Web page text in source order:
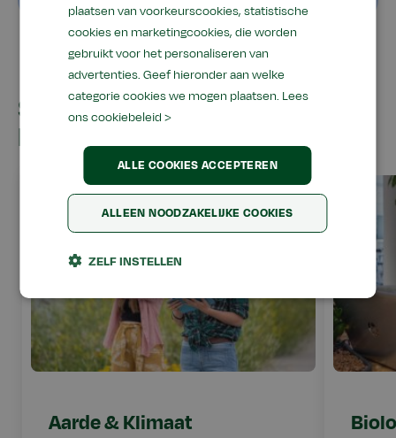
Studies binnen Natuur &
Leefomgeving
Aarde & Klimaat
plaatsen van voorkeurscookies, statistische
cookies en marketingcookies, die worden
gebruikt voor het personaliseren van
advertenties. Geef hieronder aan welke
categorie cookies we mogen plaatsen. Lees
ons cookiebeleid >
ALLE COOKIES ACCEPTEREN
ALLEEN NOODZAKELIJKE COOKIES
ZELF INSTELLEN